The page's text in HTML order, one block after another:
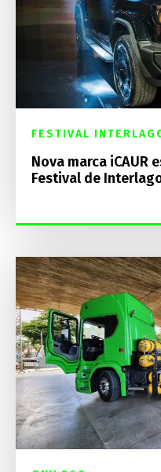
FESTIVAL
Nova marca iCAUR
Festival de